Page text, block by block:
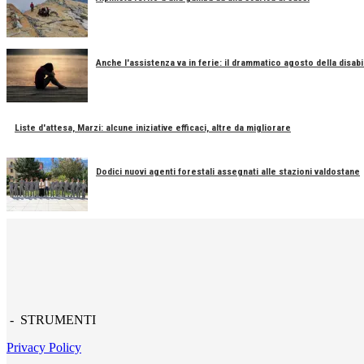
Anche l'assistenza va in ferie: il drammatico agosto della
Liste d'attesa, Marzi: alcune iniziative efficaci, altre da migliorare
Dodici nuovi agenti forestali assegnati alle stazioni valdostane
- STRUMENTI
Privacy Policy